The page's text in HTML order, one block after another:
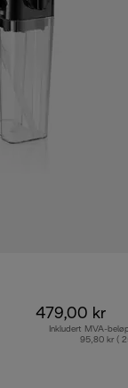
479,00 kr
Inkludert MVA-
95,80 kr (